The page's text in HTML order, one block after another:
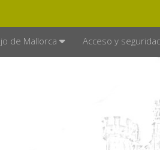
de Mallorca Acceso y